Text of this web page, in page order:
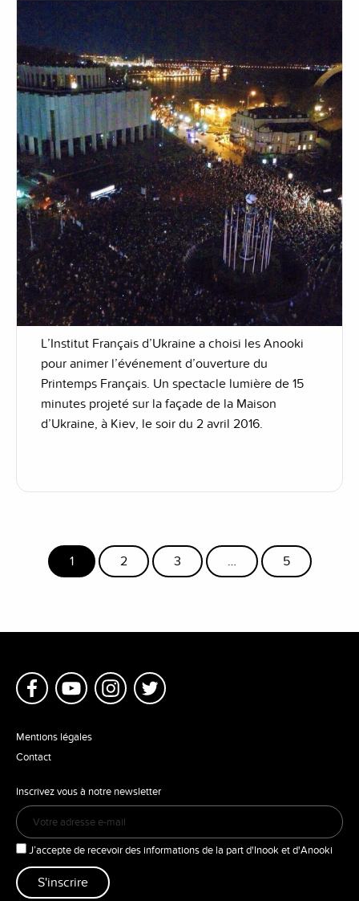
L’Institut Français d’Ukraine a choisi les Anooki
pour animer l’événement d’ouverture du
Printemps Français. Un spectacle lumière de 15
minutes projeté sur la façade de la Maison
d’Ukraine, à Kiev, le soir du 2 avril 2016.
1 2 3 … 5
Mentions légales
Contact
Inscrivez vous à notre newsletter
J’accepte de recevoir des informations de la part d'Inook et d'Anooki